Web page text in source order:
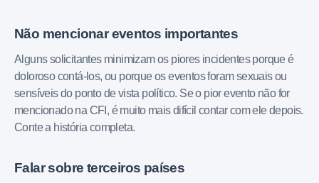
Não mencionar eventos importantes
Alguns solicitantes minimizam os piores incidentes porque é
doloroso contá-los, ou porque os eventos foram sexuais ou
sensíveis do ponto de vista político. Se o pior evento não for
mencionado na CFI, é muito mais difícil contar com ele depois.
Conte a história completa.
Falar sobre terceiros países